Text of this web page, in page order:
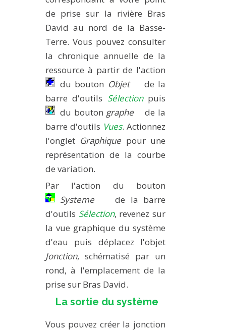
de prise sur la rivière Bras
David au nord de la Basse-
Terre. Vous pouvez consulter
la chronique annuelle de la
ressource à partir de l'action
du bouton Objet
de la
barre d'outils Sélectionpuis
du bouton graphe
de la
barre d'outils Vues. Actionnez
l'onglet Graphique pour une
représentation de la courbe
de variation.
Par l'action du bouton
Systeme
de la barre
d'outils Sélection, revenez sur
la vue graphique du système
d'eau puis déplacez l'objet
Jonction, schématisé par un
rond, à l'emplacement de la
prise sur Bras David.
La sortie du système
Vous pouvez créer la jonction